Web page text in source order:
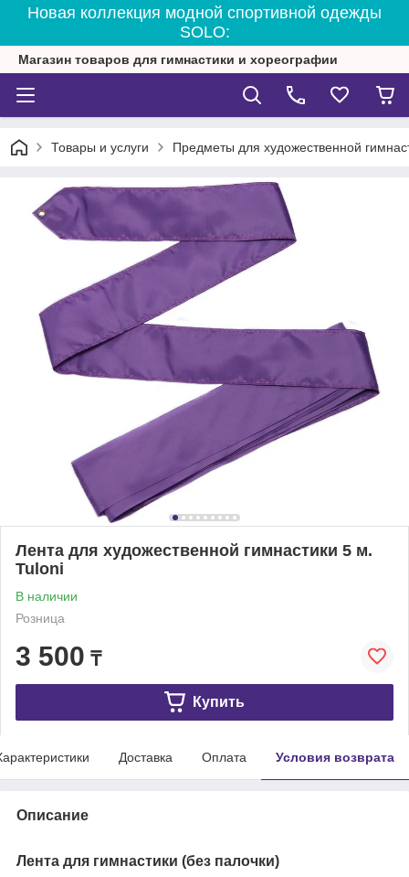
Новая коллекция модной спортивной одежды
SOLO:
Магазин товаров для гимнастики и хореографии
Товары и услуги Предметы для художественной
Лента для художественной гимнастики 5 м.
Tuloni
В наличии
Розница
3 500 ₸
Купить
Доставка Оплата Условия возврата
Описание
Лента для гимнастики (без палочки)